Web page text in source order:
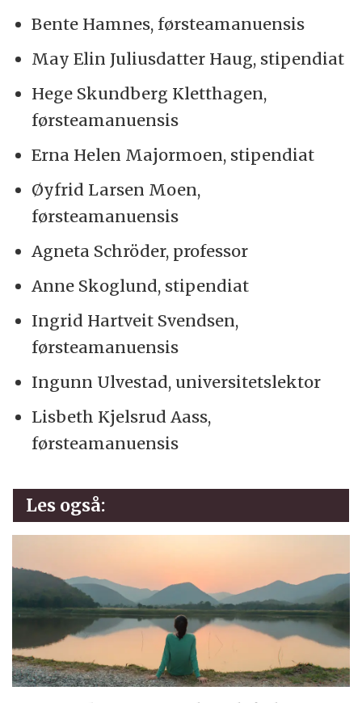
Bente Hamnes, førsteamanuensis
May Elin Juliusdatter Haug, stipendiat
Hege Skundberg Kletthagen,
førsteamanuensis
Erna Helen Majormoen, stipendiat
Øyfrid Larsen Moen,
førsteamanuensis
Agneta Schröder, professor
Anne Skoglund, stipendiat
Ingrid Hartveit Svendsen,
førsteamanuensis
Ingunn Ulvestad, universitetslektor
Lisbeth Kjelsrud Aass,
førsteamanuensis
Les også: